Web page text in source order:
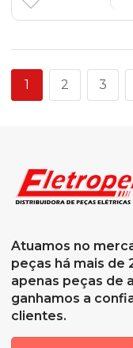
1 2 3
Atuamos no
peças há mais de
apenas peças de
ganhamos a
clientes.